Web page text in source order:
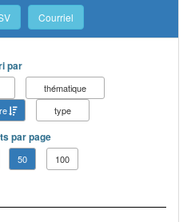
Courriel
par
thématique
type
par page
50 100